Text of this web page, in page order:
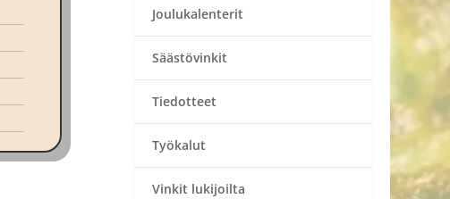
Joulukalenterit
Säästövinkit
Tiedotteet
Työkalut
Vinkit lukijoilta